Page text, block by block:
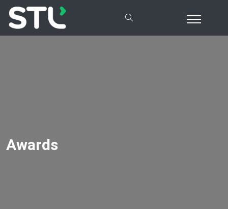
Awards